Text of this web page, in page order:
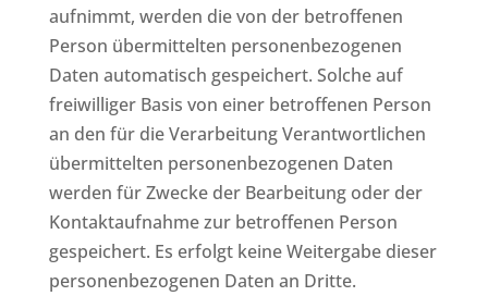
aufnimmt, werden die von der betroffenen
Person übermittelten personenbezogenen
Daten automatisch gespeichert. Solche auf
freiwilliger Basis von einer betroffenen Person
an den für die Verarbeitung Verantwortlichen
übermittelten personenbezogenen Daten
werden für Zwecke der Bearbeitung oder der
Kontaktaufnahme zur betroffenen Person
gespeichert. Es erfolgt keine Weitergabe dieser
personenbezogenen Daten an Dritte.